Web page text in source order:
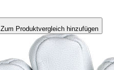
Zum Produktvergleich hinzufügen